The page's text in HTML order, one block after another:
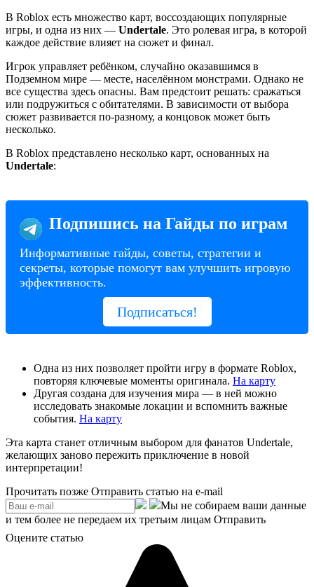
В Roblox есть множество карт, воссоздающих популярные
игры, и одна из них — Undertale. Это ролевая игра, в которой
каждое действие влияет на сюжет и финал.
Игрок управляет ребёнком, случайно оказавшимся в
Подземном мире — месте, населённом монстрами. Однако не
все существа здесь опасны. Вам предстоит решать: сражаться
или подружиться с обитателями. В зависимости от выбора
сюжет развивается по-разному, а концовок может быть
несколько.
В Roblox представлено несколько карт, основанных на
Undertale:
Подпишись на Гайды по играм
Информативные гайды, советы, стратегии и
секреты, которые помогут вам улучшить игровую
эффективность.
Подписаться!
Одна из них позволяет пройти игру в формате Roblox,
повторяя ключевые моменты оригинала. На карту
Другая создана для изучения мира — в ней можно
исследовать знакомые локации и вспомнить важные
события. На карту
Эта карта станет отличным выбором для фанатов Undertale,
желающих заново пережить приключение в новой
интерпретации!
Прочитать позже Отправить статью на e-mail
Мы не собираем ваши данные
и тем более не передаем их третьим лицам Отправить
Оцените статью